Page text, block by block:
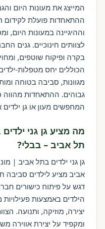
המייצג את מעונות היום
ההתאחדות פועלת לקידום
וההיגיינה במעונות
לצוותים חינוכיים. גנים
בקרה ופיקוח שוטפים,
הכוללים יחס מטפלות-ילדים
מגוונות, סביבה בטוחה
גבוהים. ההתאחדות מהווה
המחפשים מעון או גן
מה מציע גן גני
תל אביב – בבלי?
גן גני ילדים בתל אביב |
אביב מציע לילדים סביבה
דגש על פיתוח כישורים
הילדים באמצעות
יצירה, מוזיקה, ותנועה.
ומקפיד על יצירת אווירה